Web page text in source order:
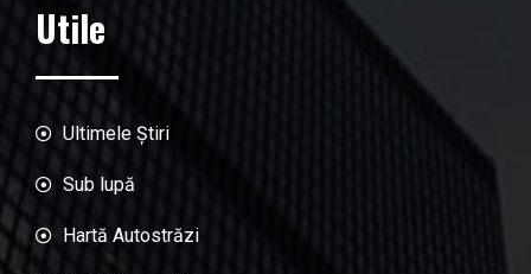
Utile
Ultimele Știri
Sub lupă
Hartă Autostrăzi